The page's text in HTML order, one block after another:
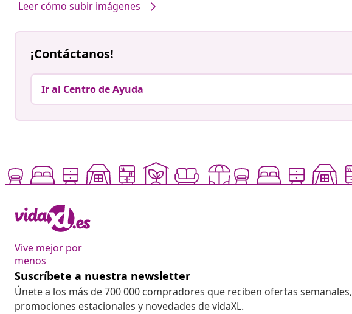
Leer cómo subir imágenes
¡Contáctanos!
Ir al Centro de Ayuda
Vive mejor por
menos
Suscríbete a nuestra newsletter
Únete a los más de 700 000 compradores que reciben ofertas semanales,
promociones estacionales y novedades de vidaXL.